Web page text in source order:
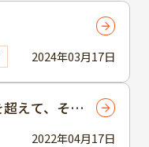
2024年03月17日
2022年04月17日
えて、そろ
方へ屋根外